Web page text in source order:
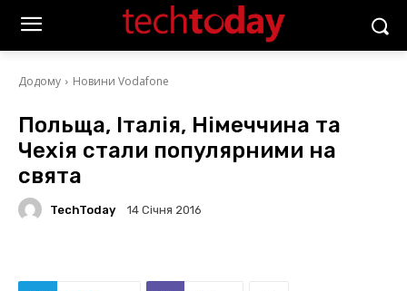
Додому Новини Vodafone
Польща, Італія, Німеччина та
Чехія стали популярними на
свята
TechToday 14 Січня 2016